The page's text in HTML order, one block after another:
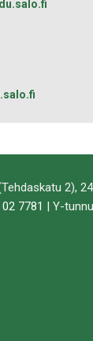
2),
02 7781 | Y-